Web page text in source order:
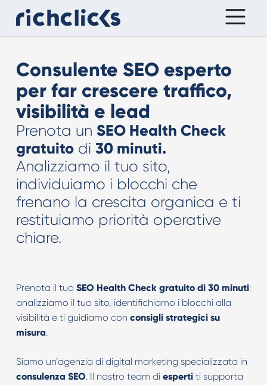
Consulente SEO esperto
per far crescere traffico,
visibilità e lead
Prenota un SEO Health Check
gratuitodi 30 minuti.
Analizziamo il tuo sito,
individuiamo i blocchi che
frenano la crescita organica e ti
restituiamo priorità operative
chiare.
Prenota il tuo SEO Health Check gratuito di 30 minuti:
analizziamo il tuo sito, identifichiamo i blocchi alla
visibilità e ti guidiamo con consigli strategici su
misura.
Siamo un’agenzia di digital marketing specializzata in
consulenza SEO. Il nostro team di espertiti supporta